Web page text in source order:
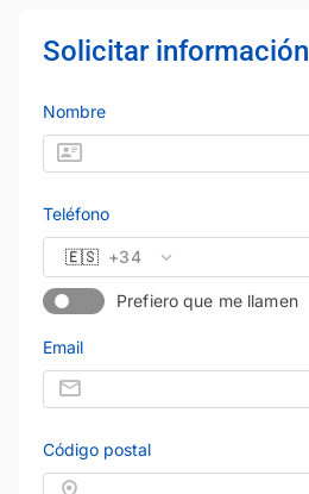
Solicitar información
Nombre
Teléfono
🇪🇸 +34
Prefiero que me llamen
Email
Código postal